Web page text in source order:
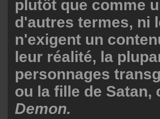
plutôt que comme
d'autres termes, ni
n'exigent un
leur réalité, la
personnages
ou la fille de
Demon.